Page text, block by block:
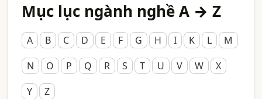
Mục lục ngành nghề A → Z
A B C D E F G H I K L
M
N
O P Q R S T U V W
X
Y
Z